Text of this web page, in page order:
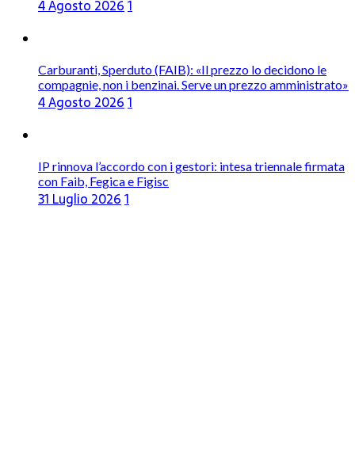
4 Agosto 20261
Carburanti, Sperduto (FAIB): «Il prezzo lo decidono le
compagnie, non i benzinai. Serve un prezzo amministrato»
4 Agosto 20261
IP rinnova l’accordo con i gestori: intesa triennale firmata
con Faib, Fegica e Figisc
31 Luglio 20261